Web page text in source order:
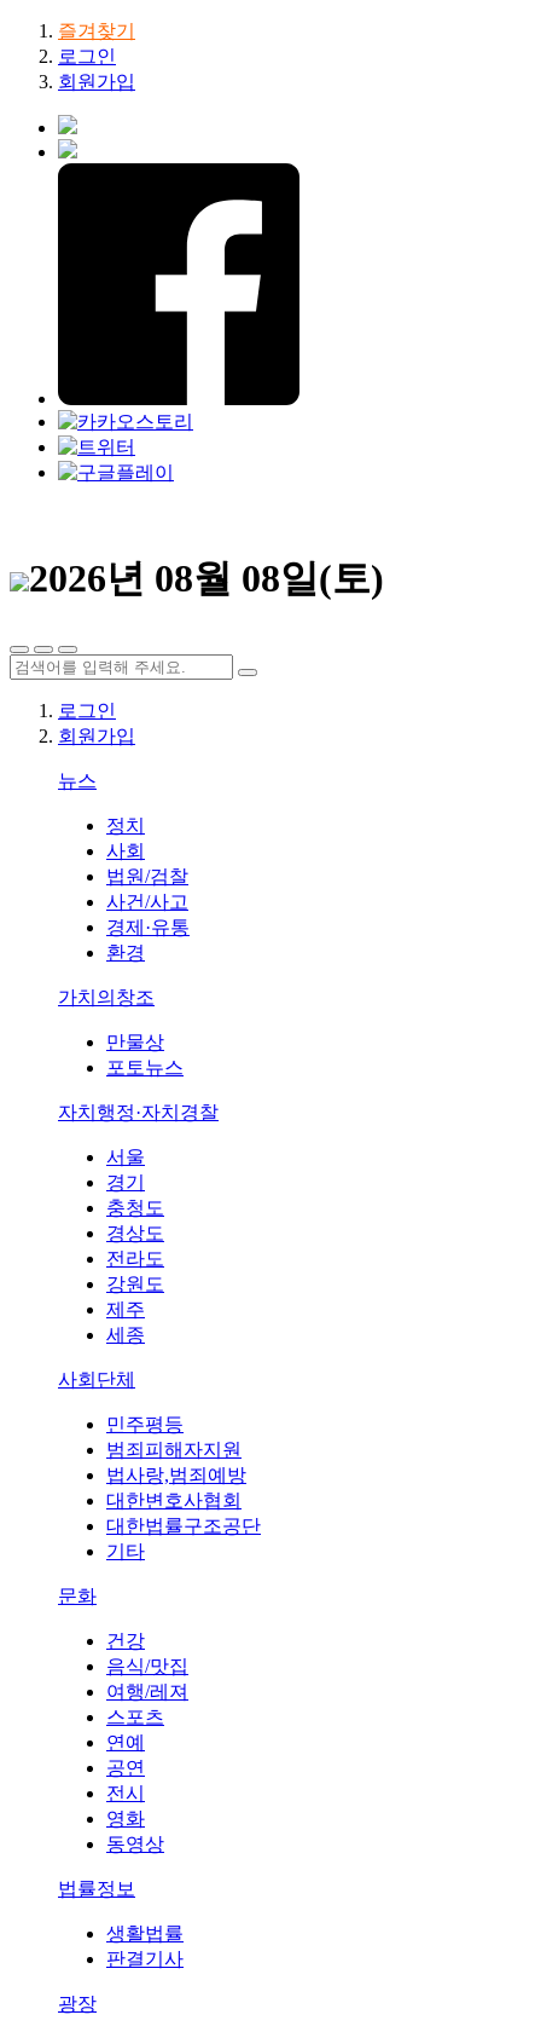
즐겨찾기
로그인
회원가입
2026년 08월 08일(토)
로그인
회원가입
뉴스
정치
사회
법원/검찰
사건/사고
경제·유통
환경
가치의창조
만물상
포토뉴스
자치행정·자치경찰
서울
경기
충청도
경상도
전라도
강원도
제주
세종
사회단체
민주평등
범죄피해자지원
법사랑,범죄예방
대한변호사협회
대한법률구조공단
기타
문화
건강
음식/맛집
여행/레져
스포츠
연예
공연
전시
영화
동영상
법률정보
생활법률
판결기사
광장